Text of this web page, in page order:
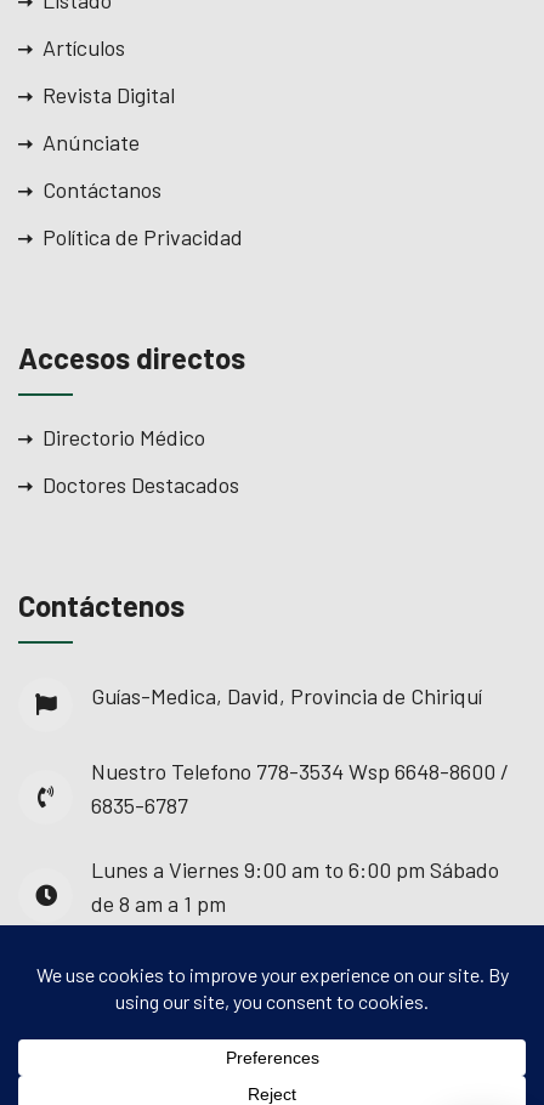
Artículos
Revista Digital
Anúnciate
Contáctanos
Política de Privacidad
Accesos directos
Directorio Médico
Doctores Destacados
Contáctenos
Guías-Medica, David, Provincia de Chiriquí
Nuestro Telefono 778-3534 Wsp 6648-8600 /
6835-6787
Lunes a Viernes 9:00 am to 6:00 pm Sábado
de 8 am a 1 pm
© 2025 - Guías Médica. Todos los derechos